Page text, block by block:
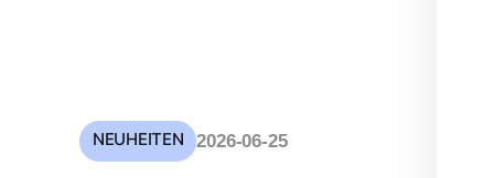
NEUHEITEN 2026-06-25